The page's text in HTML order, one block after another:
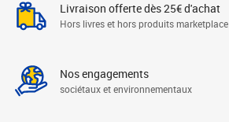
Livraison offerte dès 25€ d'achat
Hors livres et hors produits marketplace
Nos engagements
sociétaux et environnementaux